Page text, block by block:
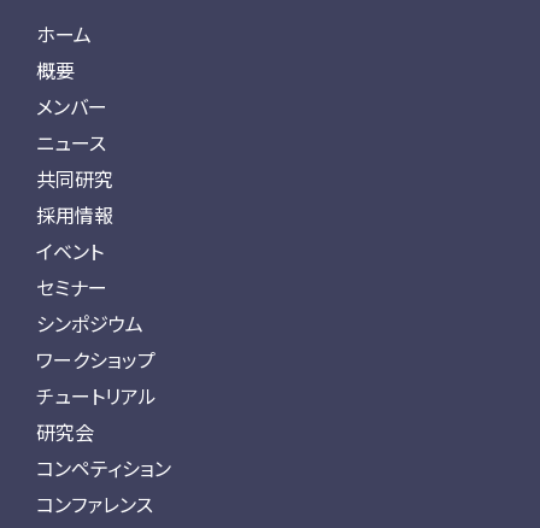
ホーム
概要
メンバー
ニュース
共同研究
採用情報
イベント
セミナー
シンポジウム
ワークショップ
チュートリアル
研究会
コンペティション
コンファレンス